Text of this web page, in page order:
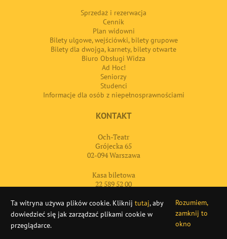
2026 POLONIA i OCH-Teatr grają całe wakacje
Sprzedaż i rezerwacja
Cennik
Plan widowni
Bilety ulgowe, wejściówki, bilety grupowe
Bilety dla dwojga, karnety, bilety otwarte
Biuro Obsługi Widza
Ad Hoc!
Seniorzy
Studenci
Informacje dla osób z niepełnosprawnościami
KONTAKT
Och-Teatr
Grójecka 65
02-094 Warszawa
Kasa biletowa
22 589 52 00
POWERED BY
Ta witryna używa plików cookie. Kliknij tutaj, aby
dowiedzieć się jak zarządzać plikami cookie w
przeglądarce.
Rozumiem,
zamknij to
okno